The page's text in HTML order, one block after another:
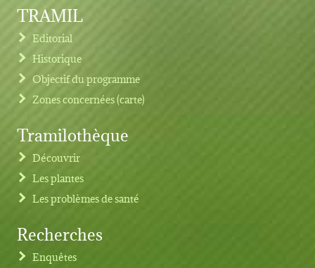
Footer menu
TRAMIL
Editorial
Historique
Objectif du programme
Zones concernées (carte)
Tramilothèque
Découvrir
Les plantes
Les problèmes de santé
Recherches
Enquêtes